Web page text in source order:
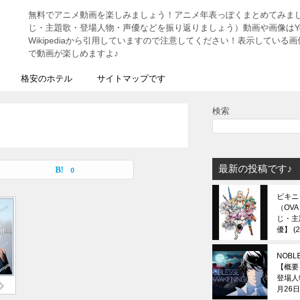
無料でアニメ動画を楽しみましょう！アニメ年表っぽくまとめてみま
じ・主題歌・登場人物・声優などを振り返りましょう）動画や画像は
Wikipediaから引用していますので注意してください！表示している画
で動画が楽しめますよ♪
格安のホテル サイトマップです
0
検索
最新の投稿です♪
ビキ
（
じ・
優】
【概
登場人
月26